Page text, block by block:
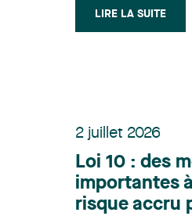
étiquettes
demeure : c’est la
LIRE LA SUITE
2 juillet 2026
Loi 10 : des
importantes
risque accru